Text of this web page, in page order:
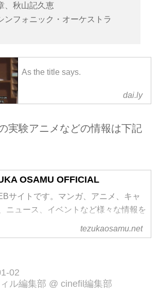
、秋山記久恵
ンフォニック・オーケストラ
As the title says.
dai.ly
実験アニメなどの情報は下記
OSAMU OFFICIAL
サイトです。マンガ、アニメ、キャ
ニュース、イベントなど様々な情報を
tezukaosamu.net
02
ル編集部 @ cinefil編集部